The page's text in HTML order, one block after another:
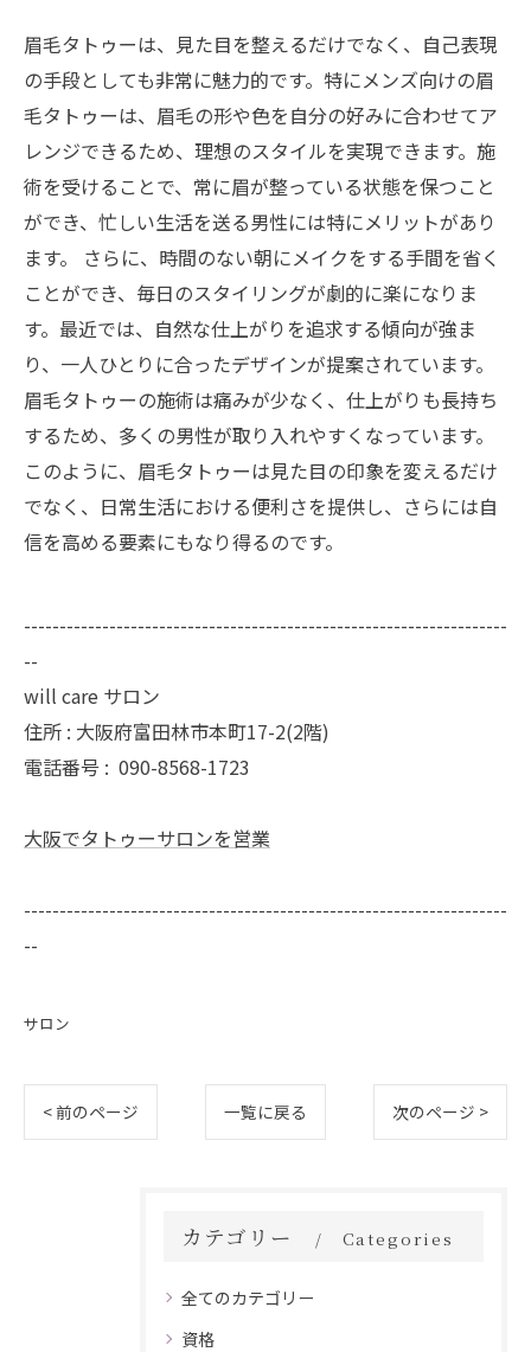
眉毛タトゥーは、見た目を整えるだけでなく、自己表現
の手段としても非常に魅力的です。特にメンズ向けの眉
毛タトゥーは、眉毛の形や色を自分の好みに合わせてア
レンジできるため、理想のスタイルを実現できます。施
術を受けることで、常に眉が整っている状態を保つこと
ができ、忙しい生活を送る男性には特にメリットがあり
ます。 さらに、時間のない朝にメイクをする手間を省く
ことができ、毎日のスタイリングが劇的に楽になりま
す。最近では、自然な仕上がりを追求する傾向が強ま
り、一人ひとりに合ったデザインが提案されています。
眉毛タトゥーの施術は痛みが少なく、仕上がりも長持ち
するため、多くの男性が取り入れやすくなっています。
このように、眉毛タトゥーは見た目の印象を変えるだけ
でなく、日常生活における便利さを提供し、さらには自
信を高める要素にもなり得るのです。
--------------------------------------------------------------------
--
will care サロン
住所 : 大阪府富田林市本町17-2(2階)
電話番号 : 090-8568-1723
大阪でタトゥーサロンを営業
--------------------------------------------------------------------
--
サロン
< 前のページ 一覧に戻る 次のページ >
カテゴリー Categories
全てのカテゴリー
資格